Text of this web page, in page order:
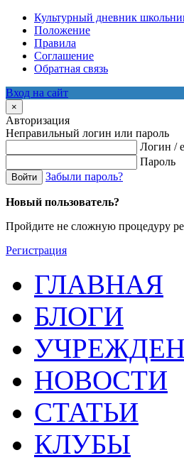
Культурный дневник
Положение
Правила
Соглашение
Обратная связь
Вход на сайт
×
Авторизация
Неправильный логин или пароль
Логин /
Пароль
Войти Забыли пароль?
Новый пользователь?
Пройдите не сложную процедуру
Регистрация
ГЛАВНАЯ
БЛОГИ
НОВОСТИ
СТАТЬИ
КЛУБЫ